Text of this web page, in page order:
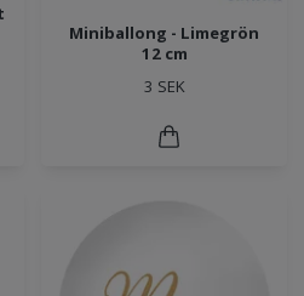
Miniballong - Limegrön
12 cm
3 SEK